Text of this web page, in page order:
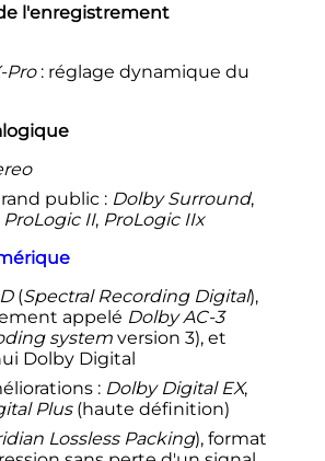
l'enregistrement
Pro : réglage dynamique du
public : Dolby Surround,
ProLogic II, ProLogic IIx
(Spectral Recording Digital),
appelé Dolby AC-3
systemversion 3), et
Dolby Digital
: Dolby Digital EX,
Plus(haute définition)
Lossless Packing), format